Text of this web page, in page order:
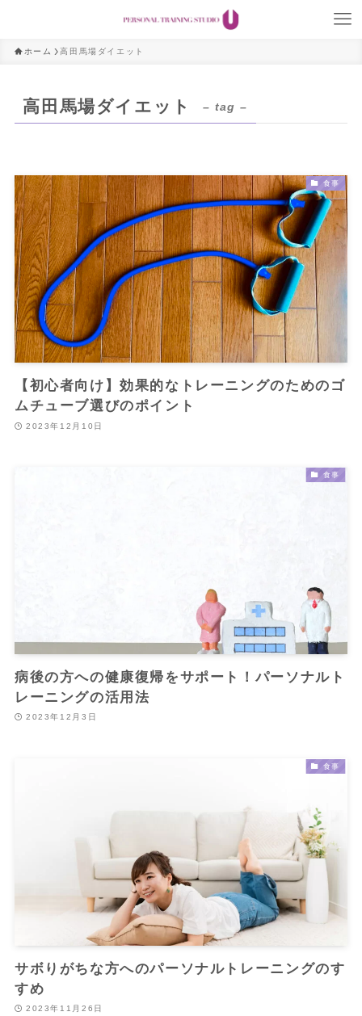
ホーム 高田馬場ダイエット
高田馬場ダイエット – tag –
食事
【初心者向け】効果的なトレーニングのためのゴ
ムチューブ選びのポイント
2023年12月10日
食事
病後の方への健康復帰をサポート！パーソナルト
レーニングの活用法
2023年12月3日
食事
サボりがちな方へのパーソナルトレーニングのす
すめ
2023年11月26日